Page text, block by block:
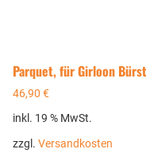
Parquet, für Girloon
46,90 €
inkl. 19 % MwSt.
zzgl. Versandkosten